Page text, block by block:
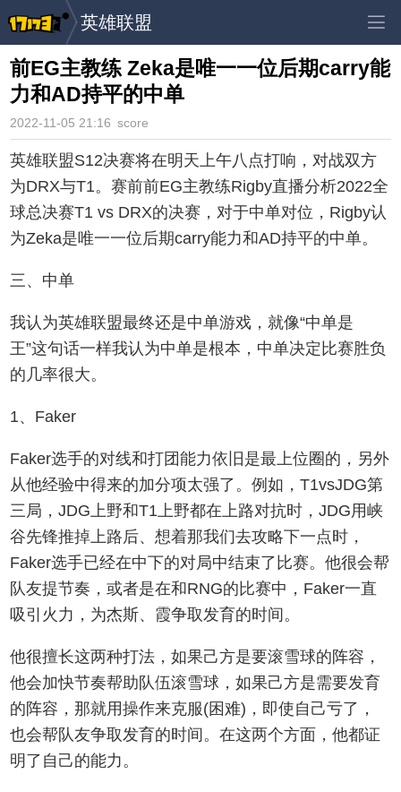
英雄联盟
前EG主教练 Zeka是唯一一位后期carry能
力和AD持平的中单
2022-11-05 21:16 score
英雄联盟S12决赛将在明天上午八点打响，对战双方
为DRX与T1。赛前前EG主教练Rigby直播分析2022全
球总决赛T1 vs DRX的决赛，对于中单对位，Rigby认
为Zeka是唯一一位后期carry能力和AD持平的中单。
三、中单
我认为英雄联盟最终还是中单游戏，就像“中单是
王”这句话一样我认为中单是根本，中单决定比赛胜负
的几率很大。
1、Faker
Faker选手的对线和打团能力依旧是最上位圈的，另外
从他经验中得来的加分项太强了。例如，T1vsJDG第
三局，JDG上野和T1上野都在上路对抗时，JDG用峡
谷先锋推掉上路后、想着那我们去攻略下一点时，
Faker选手已经在中下的对局中结束了比赛。他很会帮
队友提节奏，或者是在和RNG的比赛中，Faker一直
吸引火力，为杰斯、霞争取发育的时间。
他很擅长这两种打法，如果己方是要滚雪球的阵容，
他会加快节奏帮助队伍滚雪球，如果己方是需要发育
的阵容，那就用操作来克服(困难)，即使自己亏了，
也会帮队友争取发育的时间。在这两个方面，他都证
明了自己的能力。